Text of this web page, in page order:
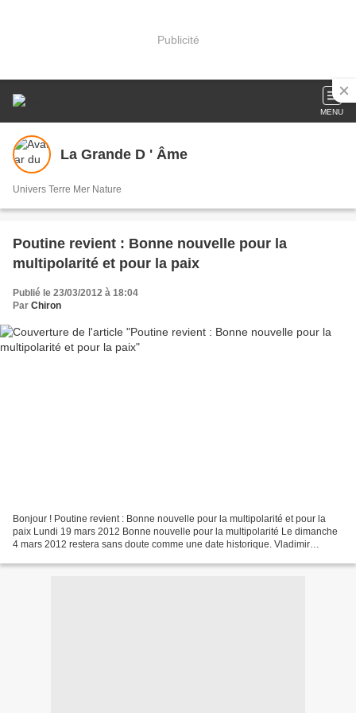
Publicité
MENU
La Grande D ' Âme
Univers Terre Mer Nature
Poutine revient : Bonne nouvelle pour la
multipolarité et pour la paix
Publié le 23/03/2012 à 18:04
Par Chiron
Bonjour ! Poutine revient : Bonne nouvelle pour la multipolarité et pour la
paix Lundi 19 mars 2012 Bonne nouvelle pour la multipolarité Le dimanche
4 mars 2012 restera sans doute comme une date historique. Vladimir